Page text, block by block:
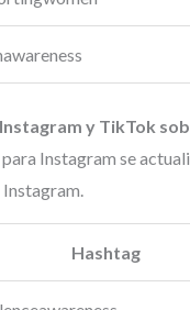
y TikTok
Instagram se
Hashtag